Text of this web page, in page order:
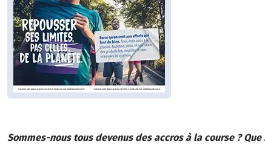
Sommes-nous tous devenus des accros à la course ?